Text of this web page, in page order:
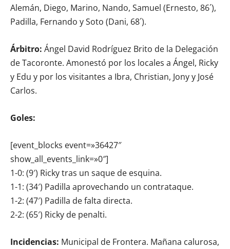
Alemán, Diego, Marino, Nando, Samuel (Ernesto, 86´),
Padilla, Fernando y Soto (Dani, 68´).
Árbitro: Ángel David Rodríguez Brito de la Delegación
de Tacoronte. Amonestó por los locales a Ángel, Ricky
y Edu y por los visitantes a Ibra, Christian, Jony y José
Carlos.
Goles:
[event_blocks event=»36427″
show_all_events_link=»0″]
1-0: (9′) Ricky tras un saque de esquina.
1-1: (34′) Padilla aprovechando un contrataque.
1-2: (47′) Padilla de falta directa.
2-2: (65′) Ricky de penalti.
Incidencias: Municipal de Frontera. Mañana calurosa,